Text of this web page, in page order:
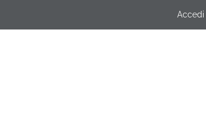
Accedi